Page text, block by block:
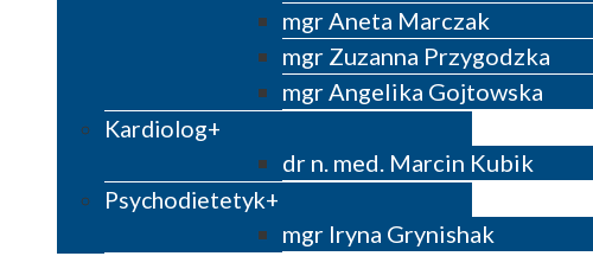
mgr Aneta Marczak
mgr Zuzanna Przygodzka
mgr Angelika Gojtowska
Kardiolog
dr n. med. Marcin Kubik
Psychodietetyk
mgr Iryna Grynishak